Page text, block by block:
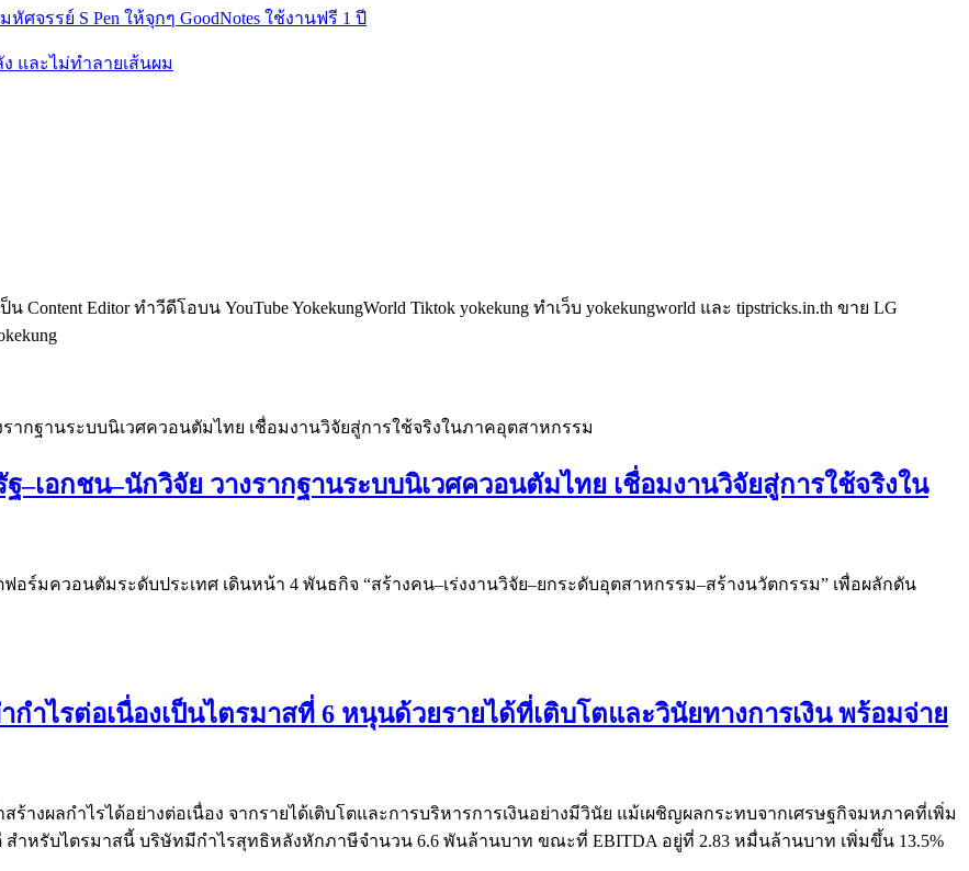
ศจรรย์ S Pen ให้จุกๆ GoodNotes ใช้งานฟรี 1 ปี
ง และไม่ทำลายเส้นผม
Editor ทำวีดีโอบน YouTube YokekungWorld Tiktok yokekung ทำเว็บ yokekungworld และ tipstricks.in.th ขาย LG
–เอกชน–นักวิจัย วางรากฐานระบบนิเวศควอนตัมไทย เชื่อมงานวิจัยสู่การใช้จริงใน
อร์มควอนตัมระดับประเทศ เดินหน้า 4 พันธกิจ “สร้างคน–เร่งงานวิจัย–ยกระดับอุตสาหกรรม–สร้างนวัตกรรม” เพื่อผลักดัน
กำไรต่อเนื่องเป็นไตรมาสที่ 6 หนุนด้วยรายได้ที่เติบโตและวินัยทางการเงิน พร้อมจ่าย
ร้างผลกำไรได้อย่างต่อเนื่อง จากรายได้เติบโตและการบริหารการเงินอย่างมีวินัย แม้เผชิญผลกระทบจากเศรษฐกิจมหภาคที่เพิ่ม
ำหรับไตรมาสนี้ บริษัทมีกำไรสุทธิหลังหักภาษีจำนวน 6.6 พันล้านบาท ขณะที่ EBITDA อยู่ที่ 2.83 หมื่นล้านบาท เพิ่มขึ้น 13.5%